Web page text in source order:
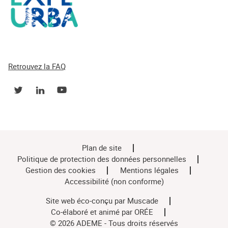
Retrouvez la FAQ
Plan de site
Politique de protection des données personnelles
Gestion des cookies
Mentions légales
Accessibilité (non conforme)
Site web éco-conçu par Muscade
Co-élaboré et animé par ORÉE
© 2026 ADEME - Tous droits réservés